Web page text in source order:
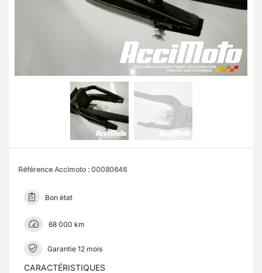
Référence Accimoto : 00080646
Bon état
68 000 km
Garantie 12 mois
CARACTÉRISTIQUES